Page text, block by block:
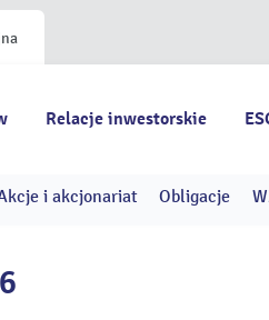
Relacje inwestorskie
i akcjonariat Obligacje